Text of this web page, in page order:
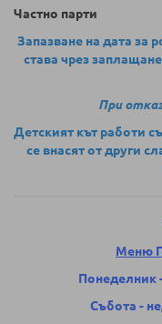
Частно парти
Запазване на дата за
става чрез
При
Детският кът работи
се внасят от други
Меню
Понеделник
Събота -